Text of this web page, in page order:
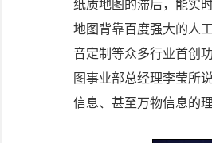
纸质地图的滞后，能实
地图背靠百度强大的人
音定制等众多行业首创
图事业部总经理李莹所
信息、甚至万物信息的